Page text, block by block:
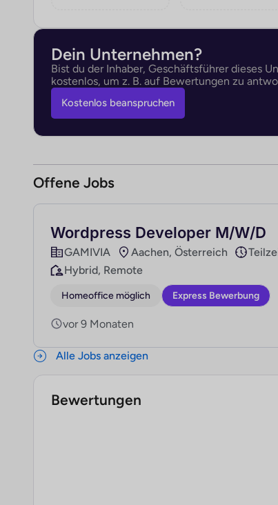
Dein Unternehmen?
Bist du der Inhaber, Geschäftsführer dieses
kostenlos, um z. B. auf Bewertungen zu
Kostenlos beanspruchen
Offene Jobs
Wordpress Developer M/W/D
GAMIVIA Aachen, Österreich
Hybrid, Remote
Homeoffice möglich Express Bewerbung
vor 9 Monaten
Alle Jobs anzeigen
Bewertungen